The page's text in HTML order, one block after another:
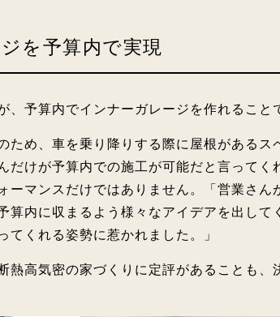
を予算内で実現
、予算内でインナーガレージを作れること
ため、車を乗り降りする際に屋根があるス
だけが予算内での施工が可能だと言ってく
ーマンスだけではありません。「営業さん
算内に収まるよう様々なアイデアを出して
てくれる姿勢に惹かれました。」
熱高気密の家づくりに定評があることも、